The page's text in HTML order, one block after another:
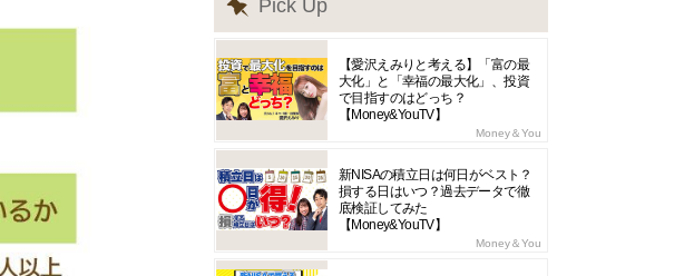
Pick Up
【愛沢えみりと考える】「富の最
大化」と「幸福の最大化」、投資
で目指すのはどっち？
【Money&YouTV】
Money＆You
新NISAの積立日は何日がベスト？
損する日はいつ？過去データで徹
底検証してみた
【Money&YouTV】
Money＆You